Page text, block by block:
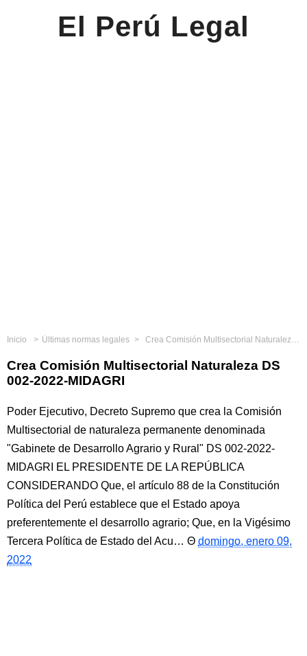
El Perú Legal
Inicio Últimas normas legales Crea Comisión Multisectorial Naturaleza DS 002-2022-MIDAGRI
Crea Comisión Multisectorial Naturaleza DS
002-2022-MIDAGRI
Poder Ejecutivo, Decreto Supremo que crea la Comisión
Multisectorial de naturaleza permanente denominada
"Gabinete de Desarrollo Agrario y Rural" DS 002-2022-
MIDAGRI EL PRESIDENTE DE LA REPÚBLICA
CONSIDERANDO Que, el artículo 88 de la Constitución
Política del Perú establece que el Estado apoya
preferentemente el desarrollo agrario; Que, en la Vigésimo
Tercera Política de Estado del Acu…
domingo, enero 09,
2022